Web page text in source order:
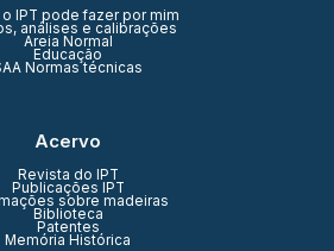
o IPT pode fazer por mim
análises e calibrações
Areia Normal
Educação
Normas técnicas
Acervo
Revista do IPT
Publicações IPT
sobre madeiras
Biblioteca
Patentes
Memória Histórica